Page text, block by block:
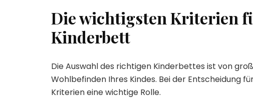
Die wichtigsten Kriterien
Kinderbett
Die Auswahl des richtigen Kinderbettes ist von
Wohlbefinden Ihres Kindes. Bei der Entscheidung
Kriterien eine wichtige Rolle.